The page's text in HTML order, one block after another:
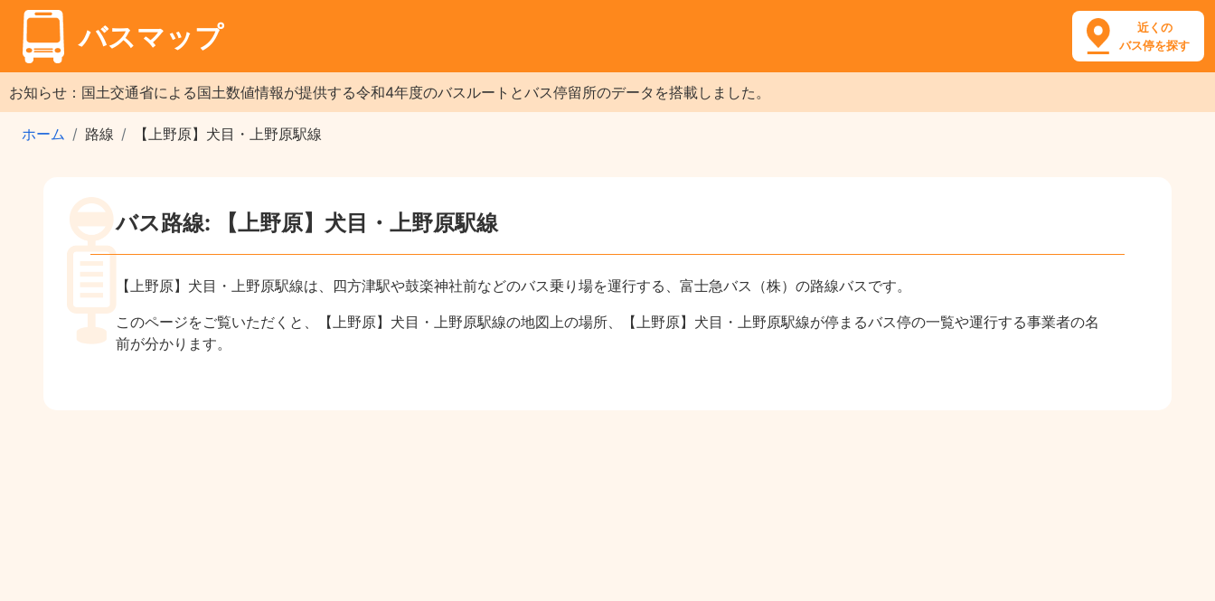
バスマップ
近くの
バス停を探す
お知らせ：国土交通省による国土数値情報が提供する令和4年度のバスルートとバス停留所のデータを搭載しました。
ホーム 路線 【上野原】犬目・上野原駅線
バス路線: 【上野原】犬目・上野原駅線
【上野原】犬目・上野原駅線は、四方津駅や鼓楽神社前などのバス乗り場を運行する、富士急バス（株）の路線バスです。
このページをご覧いただくと、【上野原】犬目・上野原駅線の地図上の場所、【上野原】犬目・上野原駅線が停まるバス停の一覧や運行する事業者の名
前が分かります。